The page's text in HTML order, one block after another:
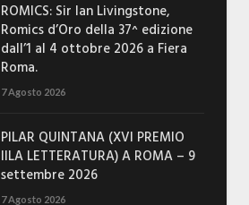
ROMICS: Sir Ian Livingstone,
Romics d’Oro della 37^ edizione
dall’1 al 4 ottobre 2026 a Fiera
Roma.
7 Agosto 2026
PILAR QUINTANA (XVI PREMIO
IILA LETTERATURA) A ROMA – 9
settembre 2026
7 Agosto 2026